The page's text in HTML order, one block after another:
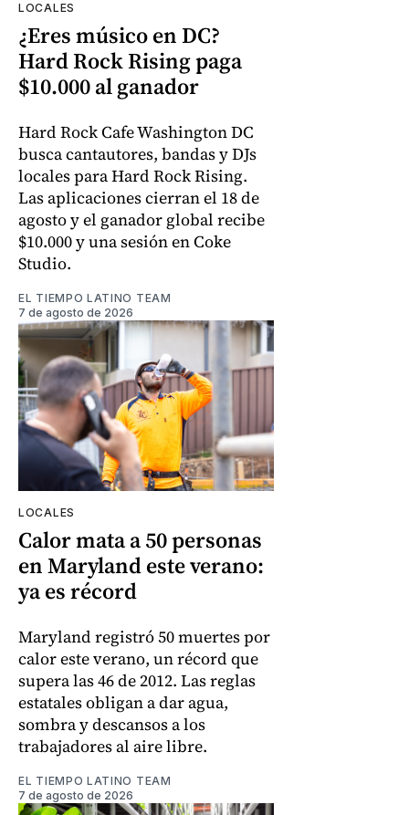
LOCALES
¿Eres músico en DC?
Hard Rock Rising paga
$10.000 al ganador
Hard Rock Cafe Washington DC
busca cantautores, bandas y DJs
locales para Hard Rock Rising.
Las aplicaciones cierran el 18 de
agosto y el ganador global recibe
$10.000 y una sesión en Coke
Studio.
EL TIEMPO LATINO TEAM
7 de agosto de 2026
LOCALES
Calor mata a 50 personas
en Maryland este verano:
ya es récord
Maryland registró 50 muertes por
calor este verano, un récord que
supera las 46 de 2012. Las reglas
estatales obligan a dar agua,
sombra y descansos a los
trabajadores al aire libre.
EL TIEMPO LATINO TEAM
7 de agosto de 2026